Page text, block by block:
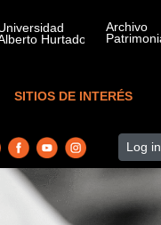
SITIOS DE INTERÉS
Log in